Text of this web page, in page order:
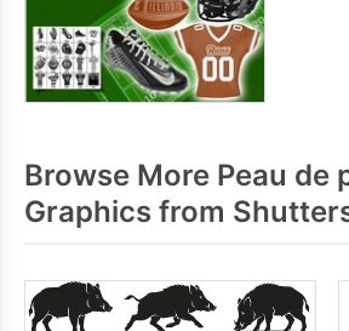
Browse More Peau de
Graphics from